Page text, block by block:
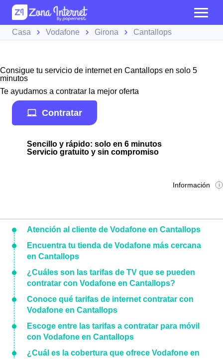
Casa Vodafone Girona Cantallops
Consigue tu servicio de internet en Cantallops en solo 5
minutos
Te ayudamos a contratar la mejor oferta
Contratar
Sencillo y rápido: solo en 6 minutos
Servicio gratuito y sin compromiso
Información
Atención al cliente de Vodafone en Cantallops
Encuentra tu tienda de Vodafone más cercana
en Cantallops
¿Cuáles son las tarifas de TV que se pueden
contratar con Vodafone en Cantallops?
Conoce qué tarifas de internet contratar con
Vodafone en Cantallops
Escoge entre las tarifas a contratar para móvil
con Vodafone en Cantallops
¿Cuál es la cobertura que ofrece Vodafone en